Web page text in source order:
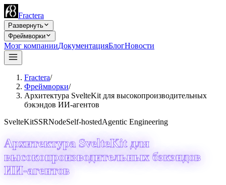
Fractera
Развернуть
Фреймворки
Мозг компанииДокументацияБлогНовости
Fractera/
Фреймворки/
Архитектура SvelteKit для высокопроизводительных
бэкэндов ИИ-агентов
SvelteKitSSRNodeSelf-hostedAgentic Engineering
Архитектура SvelteKit для
высокопроизводительных бэкэндов
ИИ-агентов